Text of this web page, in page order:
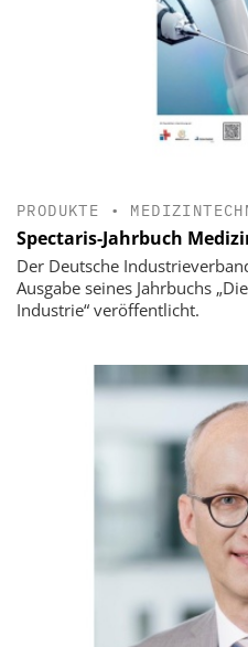
PRODUKTE •
Spectaris-Jahrbuch
Der Deutsche
Ausgabe seines Jahrbuchs
Industrie“ veröffentlicht.